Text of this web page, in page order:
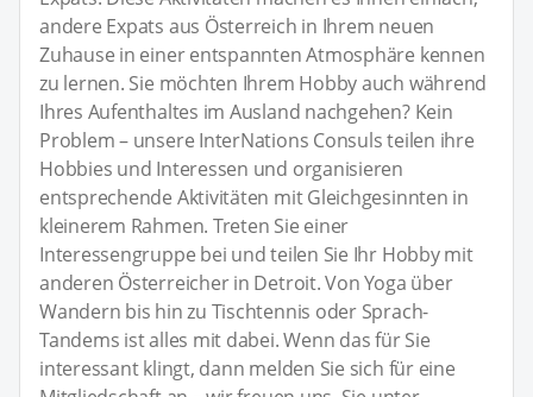
andere Expats aus Österreich in Ihrem neuen
Zuhause in einer entspannten Atmosphäre kennen
zu lernen. Sie möchten Ihrem Hobby auch während
Ihres Aufenthaltes im Ausland nachgehen? Kein
Problem – unsere InterNations Consuls teilen ihre
Hobbies und Interessen und organisieren
entsprechende Aktivitäten mit Gleichgesinnten in
kleinerem Rahmen. Treten Sie einer
Interessengruppe bei und teilen Sie Ihr Hobby mit
anderen Österreicher in Detroit. Von Yoga über
Wandern bis hin zu Tischtennis oder Sprach-
Tandems ist alles mit dabei. Wenn das für Sie
interessant klingt, dann melden Sie sich für eine